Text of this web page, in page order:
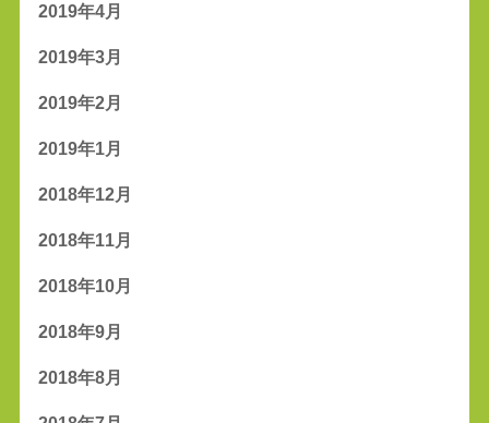
2019年4月
2019年3月
2019年2月
2019年1月
2018年12月
2018年11月
2018年10月
2018年9月
2018年8月